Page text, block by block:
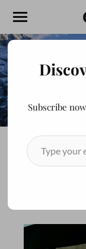
RED
Subscribe